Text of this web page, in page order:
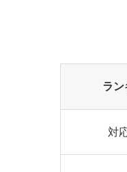
ラン
対